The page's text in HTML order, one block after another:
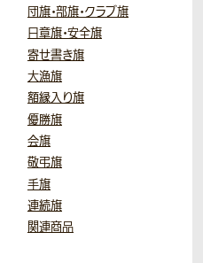
団旗・部旗・クラブ旗
日章旗・安全旗
寄せ書き旗
大漁旗
額縁入り旗
優勝旗
会旗
敬弔旗
手旗
連続旗
関連商品